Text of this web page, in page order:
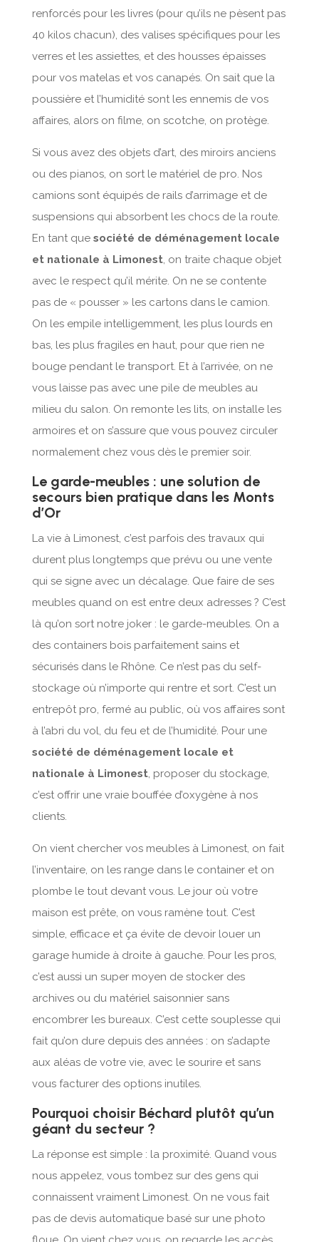
renforcés pour les livres (pour qu’ils ne pèsent pas
40 kilos chacun), des valises spécifiques pour les
verres et les assiettes, et des housses épaisses
pour vos matelas et vos canapés. On sait que la
poussière et l’humidité sont les ennemis de vos
affaires, alors on filme, on scotche, on protège.
Si vous avez des objets d’art, des miroirs anciens
ou des pianos, on sort le matériel de pro. Nos
camions sont équipés de rails d’arrimage et de
suspensions qui absorbent les chocs de la route.
En tant que société de déménagement locale
et nationale à Limonest, on traite chaque objet
avec le respect qu’il mérite. On ne se contente
pas de « pousser » les cartons dans le camion.
On les empile intelligemment, les plus lourds en
bas, les plus fragiles en haut, pour que rien ne
bouge pendant le transport. Et à l’arrivée, on ne
vous laisse pas avec une pile de meubles au
milieu du salon. On remonte les lits, on installe les
armoires et on s’assure que vous pouvez circuler
normalement chez vous dès le premier soir.
Le garde-meubles : une solution de
secours bien pratique dans les Monts
d’Or
La vie à Limonest, c’est parfois des travaux qui
durent plus longtemps que prévu ou une vente
qui se signe avec un décalage. Que faire de ses
meubles quand on est entre deux adresses ? C’est
là qu’on sort notre joker : le garde-meubles. On a
des containers bois parfaitement sains et
sécurisés dans le Rhône. Ce n’est pas du self-
stockage où n’importe qui rentre et sort. C’est un
entrepôt pro, fermé au public, où vos affaires sont
à l’abri du vol, du feu et de l’humidité. Pour une
société de déménagement locale et
nationale à Limonest, proposer du stockage,
c’est offrir une vraie bouffée d’oxygène à nos
clients.
On vient chercher vos meubles à Limonest, on fait
l’inventaire, on les range dans le container et on
plombe le tout devant vous. Le jour où votre
maison est prête, on vous ramène tout. C’est
simple, efficace et ça évite de devoir louer un
garage humide à droite à gauche. Pour les pros,
c’est aussi un super moyen de stocker des
archives ou du matériel saisonnier sans
encombrer les bureaux. C’est cette souplesse qui
fait qu’on dure depuis des années : on s’adapte
aux aléas de votre vie, avec le sourire et sans
vous facturer des options inutiles.
Pourquoi choisir Béchard plutôt qu’un
géant du secteur ?
La réponse est simple : la proximité. Quand vous
nous appelez, vous tombez sur des gens qui
connaissent vraiment Limonest. On ne vous fait
pas de devis automatique basé sur une photo